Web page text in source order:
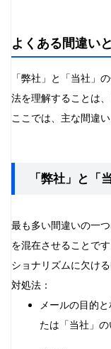
よくある間違い
「弊社」と「当社」
法を理解することは
ここでは、主な間違
「弊社」と「
最も多い間違いの一
を混在させることで
ショナリズムに欠け
対処法：
メールの目的
たは「当社」の